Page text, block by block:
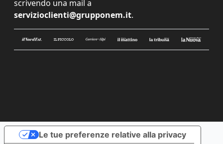
scrivendo una mail a
servizioclienti@grupponem.it.
Le tue preferenze relative alla privacy